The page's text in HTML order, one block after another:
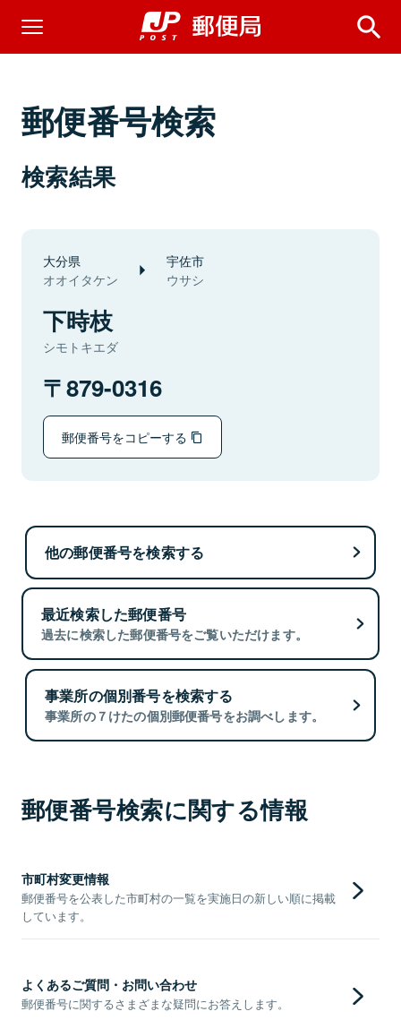
郵便番号検索
検索結果
大分県
オオイタケン
宇佐市
ウサシ
下時枝
シモトキエダ
879-0316
郵便番号をコピーする
他の郵便番号を検索する
最近検索した郵便番号
過去に検索した郵便番号をご覧いただけます。
事業所の個別番号を検索する
事業所の７けたの個別郵便番号をお調べします。
郵便番号検索に関する情報
市町村変更情報
郵便番号を公表した市町村の一覧を実施日の新しい順に掲載
しています。
よくあるご質問・お問い合わせ
郵便番号に関するさまざまな疑問にお答えします。